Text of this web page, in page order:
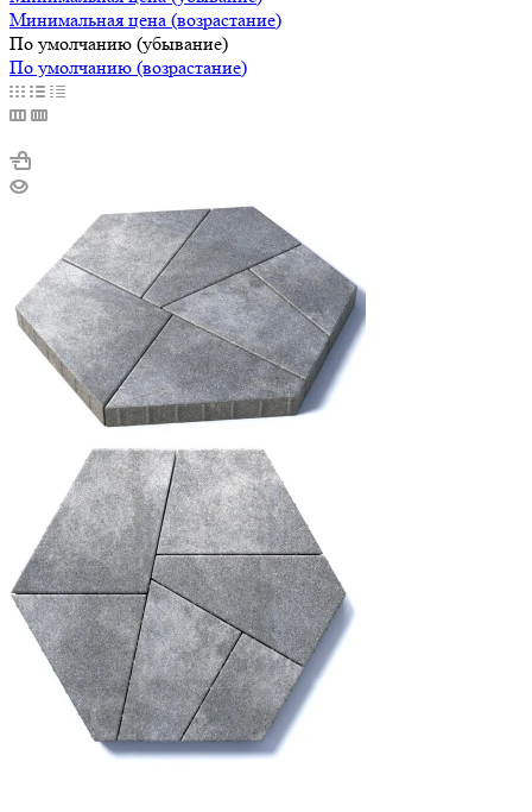
Минимальная цена (возрастание)
По умолчанию (убывание)
По умолчанию (возрастание)